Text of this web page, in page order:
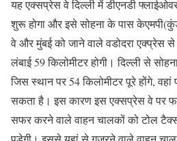
यह एक्सप्रेस वे दिल्ली में डीएनडी
शुरू होगा और इसे सोहना के पास
वे और मुंबई को जाने वाले वडोदरा एक्प्रेस
लंबाई 59 किलोमीटर होगी। दिल्ली से
जिस स्थान पर 54 किलोमीटर पूरे होंगे, वहां
सकता है। इस कारण इस एक्सप्रेस वे पर
सफर करने वाले वाहन चालकों को टोल